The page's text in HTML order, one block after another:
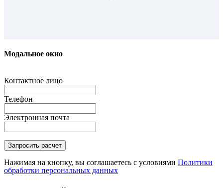
Модальное окно
Контактное лицо
Телефон
Электронная почта
Нажимая на кнопку, вы соглашаетесь с условиями Политики
обработки персональных данных